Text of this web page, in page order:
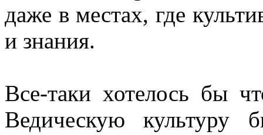
даже в местах, где
и знания.
Все-таки хотелось бы
Ведическую культуру